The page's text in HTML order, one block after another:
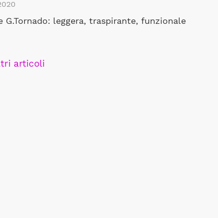
G.Tornado: leggera, traspirante, funzionale
articoli